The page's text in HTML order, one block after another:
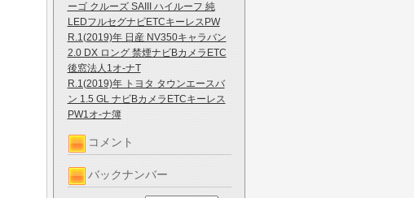
ーゴ クルーズ SAIII ハイルーフ 純
LEDフルセグナビETCキーレスPW
R.1(2019)年 日産 NV350キャラバン
2.0 DX ロング 禁煙ナビBカメラETC
後窓法人1オ-ナT
R.1(2019)年 トヨタ タウンエースバ
ン 1.5 GL ナビBカメラETCキーレス
PW1オ-ナ簿
コメント
バックナンバー